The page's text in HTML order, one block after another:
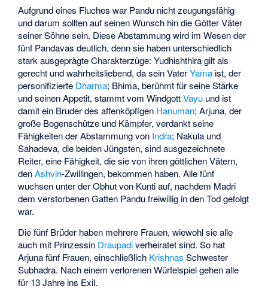
Aufgrund eines Fluches war Pandu nicht zeugungsfähig
und darum sollten auf seinen Wunsch hin die Götter Väter
seiner Söhne sein. Diese Abstammung wird im Wesen der
fünf Pandavas deutlich, denn sie haben unterschiedlich
stark ausgeprägte Charakterzüge: Yudhishthira gilt als
gerecht und wahrheitsliebend, da sein VaterYama ist, der
personifizierte Dharma; Bhima, berühmt für seine Stärke
und seinen Appetit, stammt vom WindgottVayu und ist
damit ein Bruder des affenköpfigen Hanuman; Arjuna, der
große Bogenschütze und Kämpfer, verdankt seine
Fähigkeiten der Abstammung von Indra; Nakula und
Sahadeva, die beiden Jüngsten, sind ausgezeichnete
Reiter, eine Fähigkeit, die sie von ihren göttlichen Vätern,
denAshvin-Zwillingen, bekommen haben. Alle fünf
wuchsen unter der Obhut von Kunti auf, nachdem Madri
dem verstorbenen Gatten Pandu freiwillig in den Tod gefolgt
war.
Die fünf Brüder haben mehrere Frauen, wiewohl sie alle
auch mit Prinzessin Draupadiverheiratet sind. So hat
Arjuna fünf Frauen, einschließlich Krishnas Schwester
Subhadra. Nach einem verlorenen Würfelspiel gehen alle
für 13 Jahre ins Exil.